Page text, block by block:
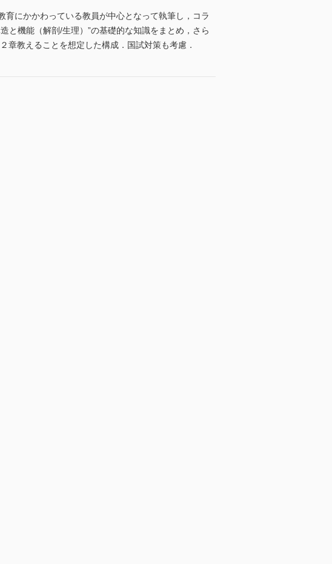
にかかわっている教員が中心となって執筆し，コラ
と機能（解剖/生理）”の基礎的な知識をまとめ，さら
章教えることを想定した構成．国試対策も考慮．